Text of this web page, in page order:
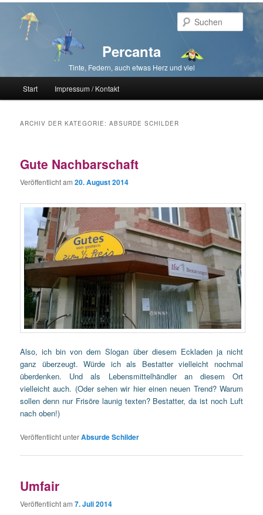
Percanta
Tinte, Federn, auch etwas Herz und viel
Zum primären Inhalt springen
Zum sekundären Inhalt springen
Start Impressum / Kontakt
ARCHIV DER KATEGORIE:ABSURDE SCHILDER
Gute Nachbarschaft
Veröffentlicht am20. August 2014
Also, ich bin von dem Slogan über diesem Eckladen ja nicht
ganz überzeugt. Würde ich als Bestatter vielleicht nochmal
überdenken. Und als Lebensmittelhändler an diesem Ort
vielleicht auch. (Oder sehen wir hier einen neuen Trend? Warum
sollen denn nur Frisöre launig texten? Bestatter, da ist noch Luft
nach oben!)
Veröffentlicht unterAbsurde Schilder
Umfair
Veröffentlicht am7. Juli 2014